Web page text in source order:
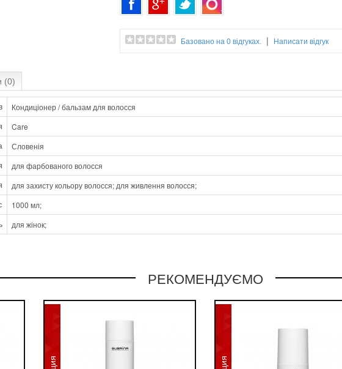
Базовано на 0 відгуках. | Написати відгук
(0)
Кондиціонер / бальзам для волосся
Care
Словенія
для фарбованого волосся
для захисту кольору волосся; для живлення волосся;
1000 мл;
для жінок;
РЕКОМЕНДУЄМО